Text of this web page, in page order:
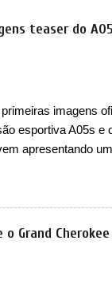
teaser do
imagens
esportiva A05s
apresentando
linha.
do A05, que
para ser
para
Grand